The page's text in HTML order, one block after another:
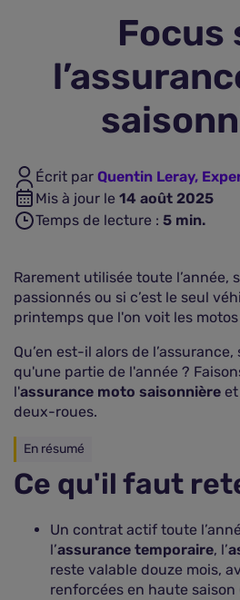
Plus d'assurances
Focus
Écrit par Quentin Leray,
Mis à jour le 14 août 2025
Temps de lecture : 5 min.
Rarement utilisée toute l’année,
passionnés ou si c’est le seul
printemps que l'on voit les
Qu’en est-il alors de
qu'une partie de l'année ?
l'assurance moto saisonnière
deux-roues.
En résumé
Ce qu'il faut
Un contrat actif toute
l’assurance temporaire, l’
reste valable douze mois,
renforcées en haute